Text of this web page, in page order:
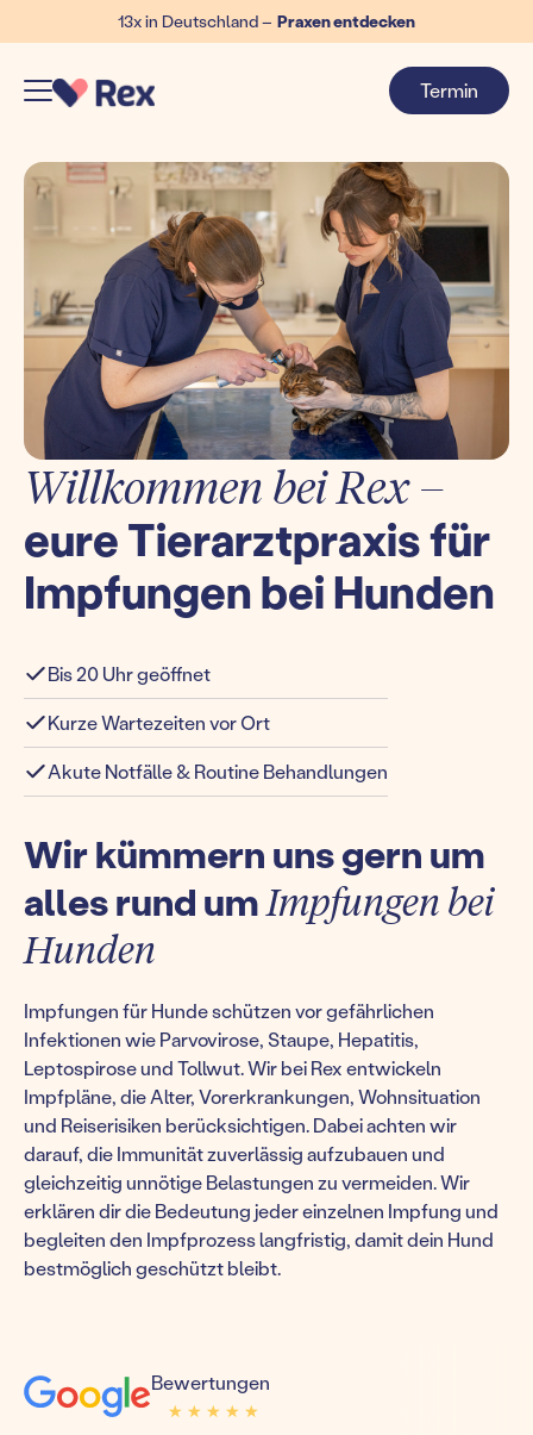
13x in Deutschland – Praxen entdecken
Termin
Willkommen bei Rex –
eure Tierarztpraxis für
Impfungen bei Hunden
Bis 20 Uhr geöffnet
Kurze Wartezeiten vor Ort
Akute Notfälle & Routine Behandlungen
Wir kümmern uns gern um
alles rund umImpfungen bei
Hunden
Impfungen für Hunde schützen vor gefährlichen
Infektionen wie Parvovirose, Staupe, Hepatitis,
Leptospirose und Tollwut. Wir bei Rex entwickeln
Impfpläne, die Alter, Vorerkrankungen, Wohnsituation
und Reiserisiken berücksichtigen. Dabei achten wir
darauf, die Immunität zuverlässig aufzubauen und
gleichzeitig unnötige Belastungen zu vermeiden. Wir
erklären dir die Bedeutung jeder einzelnen Impfung und
begleiten den Impfprozess langfristig, damit dein Hund
bestmöglich geschützt bleibt.
Bewertungen
★ ★ ★ ★ ★
★ ★ ★ ★ ★